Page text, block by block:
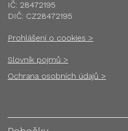
IČ: 28472195
DIČ: CZ28472195
Prohlášení o cookies >
Slovník pojmů >
Ochrana osobních údajů >